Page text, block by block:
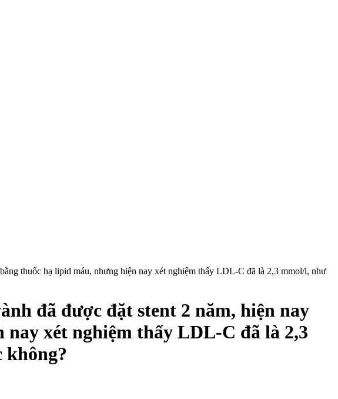
thuốc hạ lipid máu, nhưng hiện nay xét nghiệm thấy LDL-C đã là 2,3 mmol/l, như
đã được đặt stent 2 năm, hiện nay
xét nghiệm thấy LDL-C đã là 2,3
không?